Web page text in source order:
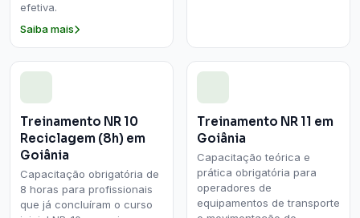
efetiva.
Saiba mais
Treinamento NR 10
Reciclagem (8h) em
Goiânia
Capacitação obrigatória de
8 horas para profissionais
que já concluíram o curso
Treinamento NR 11 em
Goiânia
Capacitação teórica e
prática obrigatória para
operadores de
equipamentos de transporte